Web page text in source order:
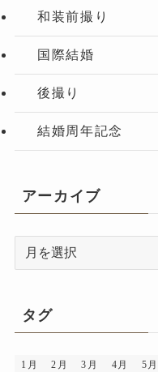
和装前撮り
国際結婚
後撮り
結婚周年記念
アーカイブ
ブ
タグ
1月 2月 3月 4月 5月